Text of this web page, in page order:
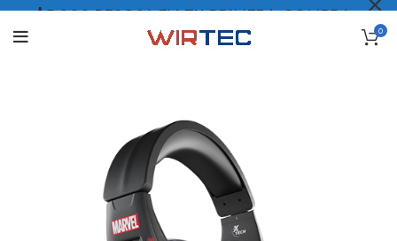
0
$5.000 PESOS* EN TU PRIMERA COMPRA